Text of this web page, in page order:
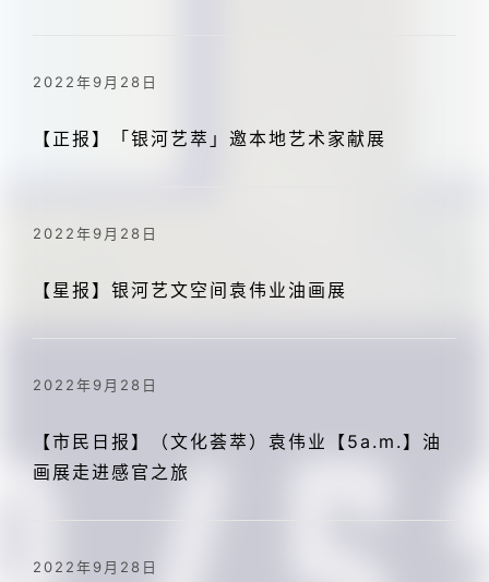
2022年9月28日
【正报】「银河艺萃」邀本地艺术家献展
2022年9月28日
【星报】银河艺文空间袁伟业油画展
2022年9月28日
【市民日报】（文化荟萃）袁伟业【5a.m.】油
画展走进感官之旅
2022年9月28日